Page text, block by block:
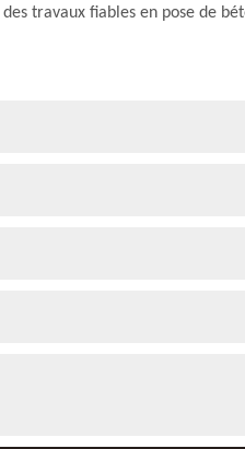
travaux fiables en pose de